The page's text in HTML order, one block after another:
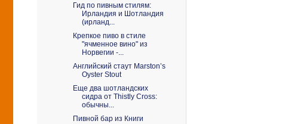
Гид по пивным стилям:
Ирландия и Шотландия
(ирланд...
Крепкое пиво в стиле
"ячменное вино" из
Норвегии -...
Английский стаут Marston’s
Oyster Stout
Еще два шотландских
сидра от Thistly Cross:
обычны...
Пивной бар из Книги